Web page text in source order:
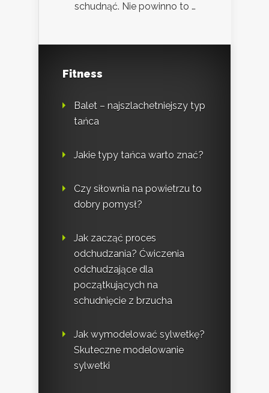
schudnąć. Nie powinno to …
Fitness
Balet – najszlachetniejszy typ
tańca
Jakie typy tańca warto znać?
Czy siłownia na powietrzu to
dobry pomysł?
Jak zacząć proces
odchudzania? Ćwiczenia
odchudzające dla
początkujących na
schudnięcie z brzucha
Jak wymodelować sylwetkę?
Skuteczne modelowanie
sylwetki